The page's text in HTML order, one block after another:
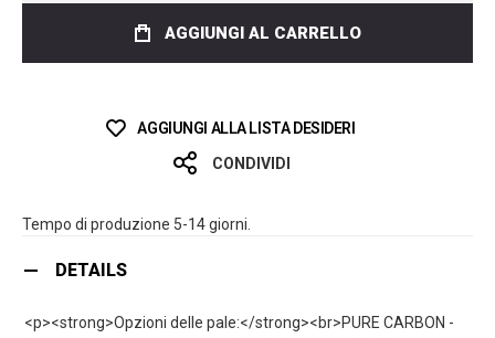
AGGIUNGI AL CARRELLO
AGGIUNGI ALLA LISTA DESIDERI
CONDIVIDI
Tempo di produzione 5-14 giorni.
DETAILS
<p><strong>Opzioni delle pale:</strong><br>PURE CARBON -